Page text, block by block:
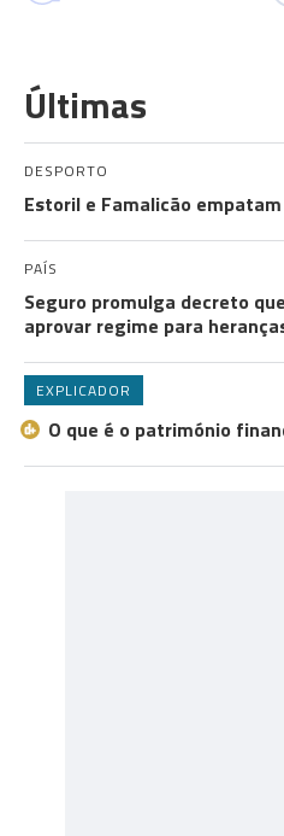
Últimas
DESPORTO
Estoril e Famalicão
PAÍS
Seguro promulga decreto
aprovar regime para
EXPLICADOR
O que é o património